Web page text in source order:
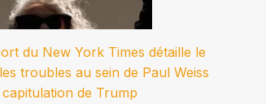
du New York Times détaille le
troubles au sein de Paul Weiss
de Trump